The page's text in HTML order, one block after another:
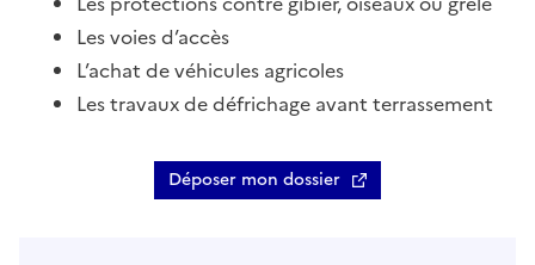
Les voies d’accès
L’achat de véhicules agricoles
Les travaux de défrichage avant terrassement
Déposer mon dossier